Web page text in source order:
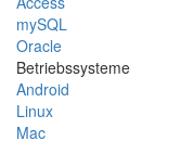
mySQL
Oracle
Betriebssysteme
Android
Linux
Mac